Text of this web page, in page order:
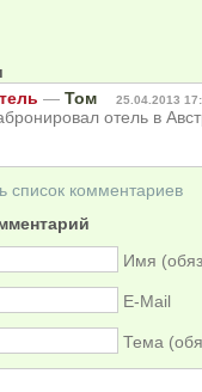
— Том 25.04.2013
отель в
список комментариев
Имя
E-Mail
Тема